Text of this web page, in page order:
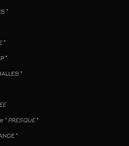
"
"
"
HALLES "
" PRESQUE"
"